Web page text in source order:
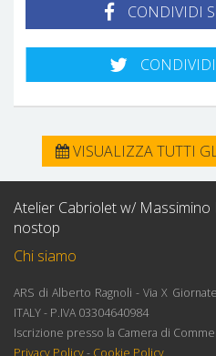
CONDIVIDI
VISUALIZZA TUTTI
Atelier Cabriolet w/
nostop
Chi siamo
ARS di Alberto Ragnoli - Via X
ITALY - P.IVA 03304640984
Iscrizione presso la Camera di